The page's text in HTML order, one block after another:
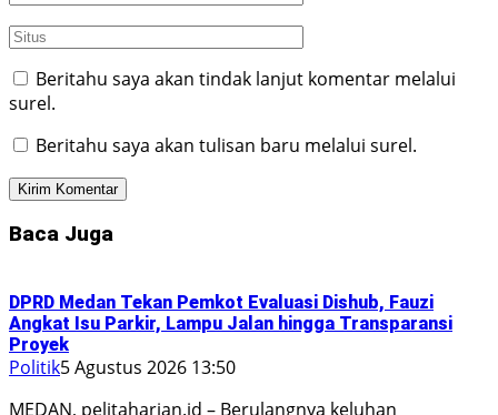
Beritahu saya akan tindak lanjut komentar melalui
surel.
Beritahu saya akan tulisan baru melalui surel.
Baca Juga
DPRD Medan Tekan Pemkot Evaluasi Dishub, Fauzi
Angkat Isu Parkir, Lampu Jalan hingga Transparansi
Proyek
Politik5 Agustus 2026 13:50
MEDAN, pelitaharian.id – Berulangnya keluhan